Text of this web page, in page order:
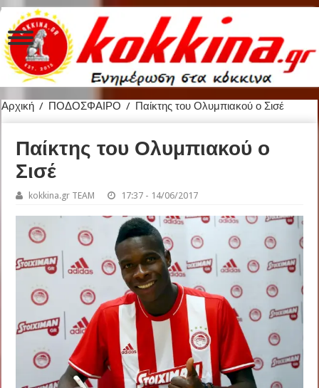
Αρχική / ΠΟΔΟΣΦΑΙΡΟ / Παίκτης του Ολυμπιακού ο Σισέ
Παίκτης του Ολυμπιακού ο
Σισέ
kokkina.gr TEAM 17:37 - 14/06/2017